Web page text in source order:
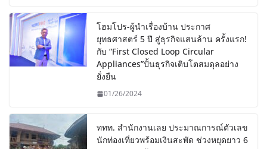
โฮมโปร-ผู้นำเรื่องบ้าน ประกาศ
ยุทธศาสตร์ 5 ปี สู่ธุรกิจแสนล้าน ครั้งแรก!
กับ “First Closed Loop Circular
Appliances”ปั้นธุรกิจเติบโตสมดุลอย่าง
ยั่งยืน
01/26/2024
ททท. สำนักงานเลย ประมาณการณ์ตัวเลข
นักท่องเที่ยวพร้อมเงินสะพัด ช่วงหยุดยาว 6